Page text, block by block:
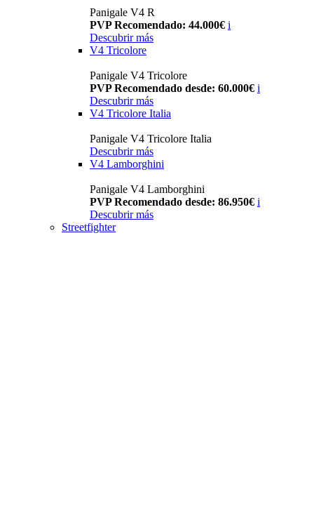
Panigale V4 R
PVP Recomendado: 44.000€ i
Descubrir más
V4 Tricolore
Panigale V4 Tricolore
PVP Recomendado desde: 60.000€ i
Descubrir más
V4 Tricolore Italia
Panigale V4 Tricolore Italia
Descubrir más
V4 Lamborghini
Panigale V4 Lamborghini
PVP Recomendado desde: 86.950€ i
Descubrir más
Streetfighter